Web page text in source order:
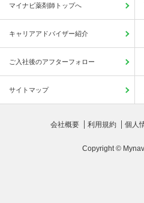
マイナビ薬剤師トップへ
キャリアアドバイザー紹介
ご入社後のアフターフォロー
サイトマップ
会社概要 利用規約 個人
Copyright ©